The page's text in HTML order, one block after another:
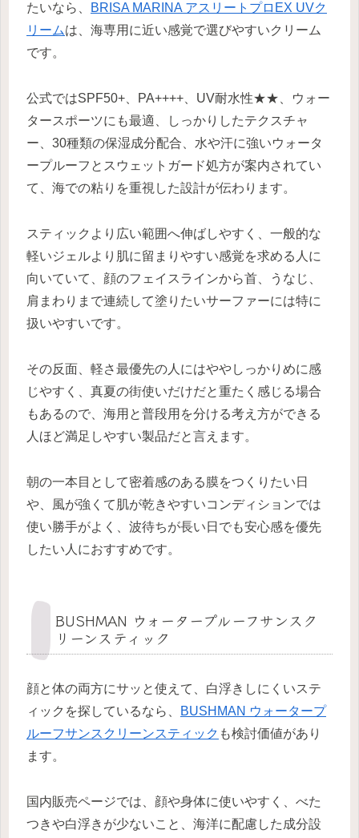
たいなら、
BRISA MARINA アスリートプロEX UVク
リームは、海専用に近い感覚で選びやすいクリーム
です。
公式ではSPF50+、PA++++、UV耐水性★★、ウォー
タースポーツにも最適、しっかりしたテクスチャ
ー、30種類の保湿成分配合、水や汗に強いウォータ
ープルーフとスウェットガード処方が案内されてい
て、海での粘りを重視した設計が伝わります。
スティックより広い範囲へ伸ばしやすく、一般的な
軽いジェルより肌に留まりやすい感覚を求める人に
向いていて、顔のフェイスラインから首、うなじ、
肩まわりまで連続して塗りたいサーファーには特に
扱いやすいです。
その反面、軽さ最優先の人にはややしっかりめに感
じやすく、真夏の街使いだけだと重たく感じる場合
もあるので、海用と普段用を分ける考え方ができる
人ほど満足しやすい製品だと言えます。
朝の一本目として密着感のある膜をつくりたい日
や、風が強くて肌が乾きやすいコンディションでは
使い勝手がよく、波待ちが長い日でも安心感を優先
したい人におすすめです。
BUSHMAN ウォータープルーフサンスク
リーンスティック
顔と体の両方にサッと使えて、白浮きしにくいステ
ィックを探しているなら、
BUSHMAN ウォータープ
ルーフサンスクリーンスティック も検討価値があり
ます。
国内販売ページでは、顔や身体に使いやすく、べた
つきや白浮きが少ないこと、海洋に配慮した成分設